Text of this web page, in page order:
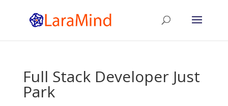
Full Stack Developer Just
Park